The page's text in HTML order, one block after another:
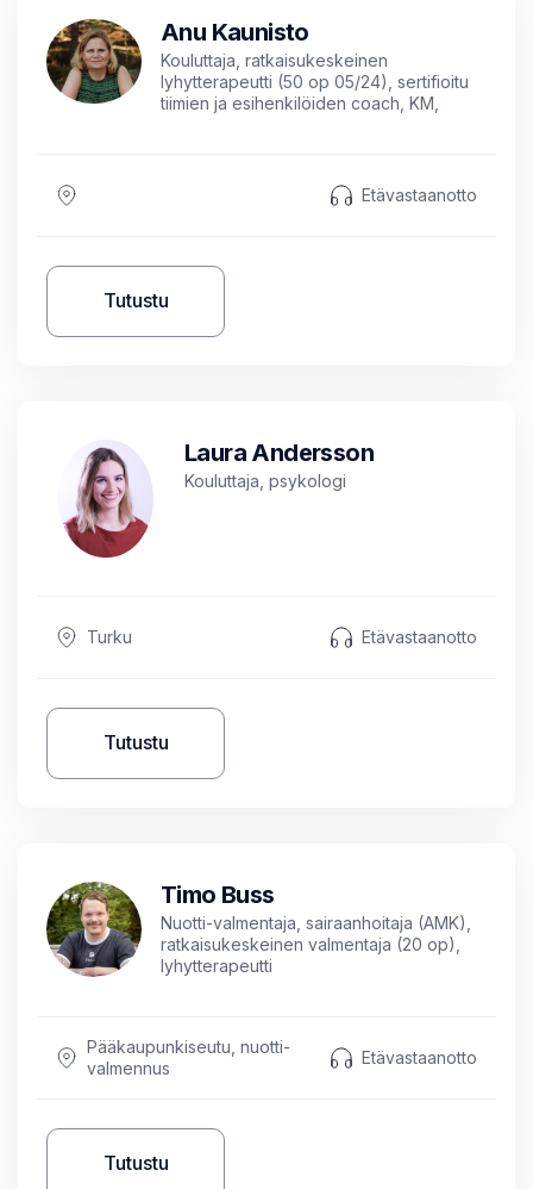
Anu Kaunisto
Kouluttaja, ratkaisukeskeinen
lyhytterapeutti (50 op 05/24), sertifioitu
tiimien ja esihenkilöiden coach, KM,
Etävastaanotto
Tutustu
Laura Andersson
Kouluttaja, psykologi
Turku Etävastaanotto
Tutustu
Timo Buss
Nuotti-valmentaja, sairaanhoitaja (AMK),
ratkaisukeskeinen valmentaja (20 op),
lyhytterapeutti
Pääkaupunkiseutu, nuotti-
valmennus
Etävastaanotto
Tutustu